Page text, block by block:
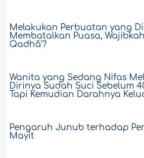
Melakukan Perbuatan yang
Membatalkan Puasa,
Qadhâ'?
Wanita yang Sedang Nifas
Dirinya Sudah Suci Sebelum
Tapi Kemudian Darahnya
Pengaruh Junub terhadap
Mayit